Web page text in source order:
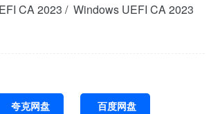
CA 2023 / Windows UEFI CA 2023
夸克网盘 百度网盘